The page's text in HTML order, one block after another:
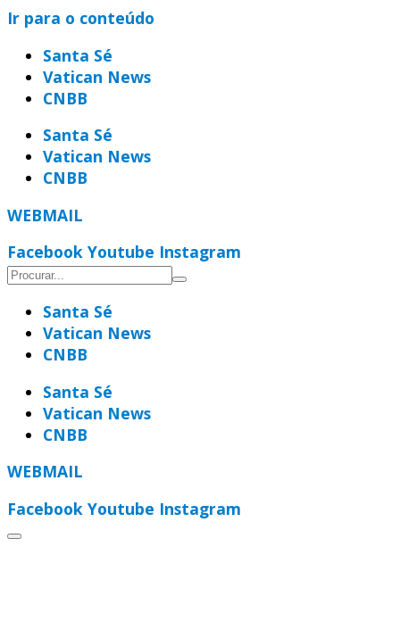
Ir para o conteúdo
Santa Sé
Vatican News
CNBB
Santa Sé
Vatican News
CNBB
WEBMAIL
Facebook Youtube Instagram
Santa Sé
Vatican News
CNBB
Santa Sé
Vatican News
CNBB
WEBMAIL
Facebook Youtube Instagram